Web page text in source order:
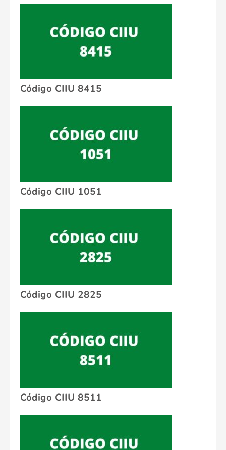
Código CIIU 8415
Código CIIU 1051
Código CIIU 2825
Código CIIU 8511